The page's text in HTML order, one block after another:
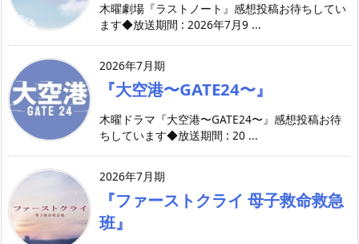
木曜劇場『ラストノート』感想投稿お待ちしてい
ます◆放送期間 : 2026年7月9 ...
2026年7月期
『大空港〜GATE24〜』
木曜ドラマ『大空港〜GATE24〜』感想投稿お待
ちしています◆放送期間 : 20 ...
2026年7月期
『ファーストクライ 母子救命救急
班』